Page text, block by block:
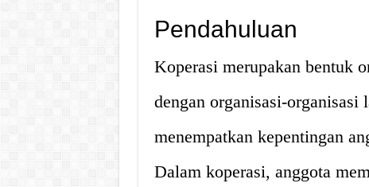
Pendahuluan
Koperasi merupakan bentuk
dengan organisasi-organisasi
menempatkan kepentingan
Dalam koperasi, anggota